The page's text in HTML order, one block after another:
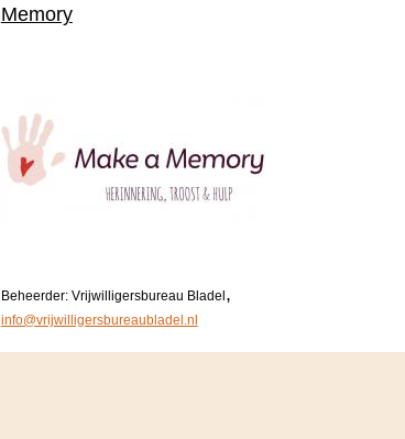
Memory
Beheerder: Vrijwilligersbureau Bladel ,
info@vrijwilligersbureaubladel.nl